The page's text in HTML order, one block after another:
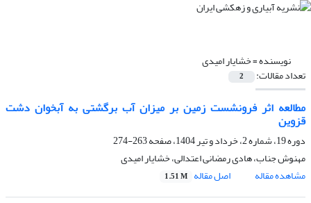
نویسنده =خشایار امیدی
تعداد مقالات: 2
مطالعه اثر فرونشست زمین بر میزان آب برگشتی به آبخوان دشت
قزوین
دوره 19، شماره 2، خرداد و تیر 1404، صفحه
263-274
مهنوش جناب، هادی رمضانی اعتدالی، خشایار امیدی
مشاهده مقاله
اصل مقاله 1.51 M